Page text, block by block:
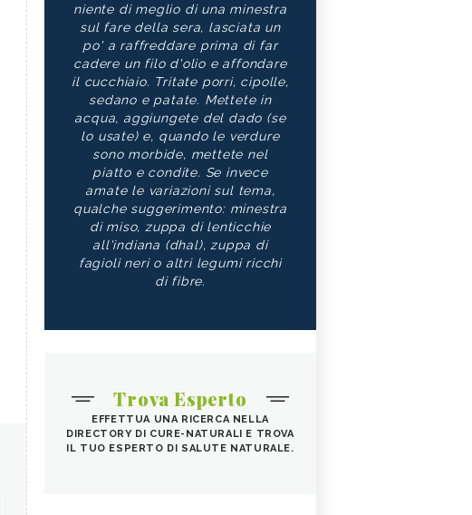
niente di meglio di una minestra
sul fare della sera, lasciata un
po' a raffreddare prima di far
cadere un filo d'olio e affondare
il cucchiaio. Tritate porri, cipolle,
sedano e patate. Mettete in
acqua, aggiungete del dado (se
lo usate) e, quando le verdure
sono morbide, mettete nel
piatto e condite. Se invece
amate le variazioni sul tema,
qualche suggerimento: minestra
di miso, zuppa di lenticchie
all'indiana (dhal), zuppa di
fagioli neri o altri legumi ricchi
di fibre.
Trova Esperto
EFFETTUA UNA RICERCA NELLA
DIRECTORY DI CURE-NATURALI E TROVA
IL TUO ESPERTO DI SALUTE NATURALE.